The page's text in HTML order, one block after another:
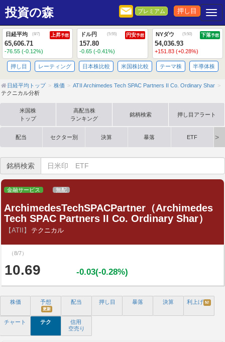
投資の森 プレミアム 押し目
日経平均 (8/7) 上昇予想
65,606.71
-76.55 (-0.12%)
ドル円 (5:55) 円安予想
157.80
-0.65 (-0.41%)
NYダウ (5:50) 下落予想
54,036.93
+151.83 (+0.28%)
押し目 レーティング 日本株比較 米国株比較 テーマ株 半導体株
日経平均トップ 株価
ATII Archimedes Tech SPAC Partners II Co. Ordinary Shar
テクニカル分析
米国株
トップ
高配当株
ランキング
銘柄検索 押し目アラート
配当 セクター別 決算 暴落 ETF
銘柄検索
金融サービス 無配
ArchimedesTechSPACPartner（Archimedes
Tech SPAC Partners II Co. Ordinary Shar）
【ATII】 テクニカル
（8/7）
10.69 -0.03(-0.28%)
株価 予想
更新
配当 押し目 暴落 決算 利上げ N!
チャート テク
信用
空売り